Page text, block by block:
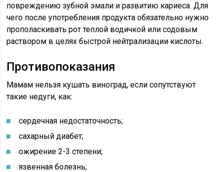
повреждению зубной эмали и развитию кариеса. Для
чего после употребления продукта обязательно нужно
прополаскивать рот теплой водичкой или содовым
раствором в целях быстрой нейтрализации кислоты.
Противопоказания
Мамам нельзя кушать виноград, если сопутствуют
такие недуги, как:
сердечная недостаточность;
сахарный диабет;
ожирение 2-3 степени;
язвенная болезнь;